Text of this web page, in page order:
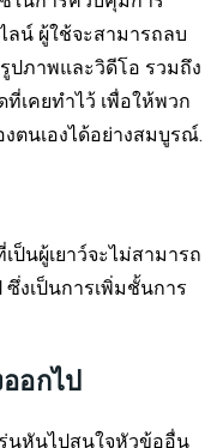
น์ ผู้ใช้จะสามารถลบ
ปภาพและวิดีโอ รวมถึง
เคยทำไว้ เพื่อให้พวก
ตนเองได้อย่างสมบูรณ์.
ป็นผู้เยาว์จะไม่สามารถ
งเป็นการเพิ่มชั้นการ
อกไป
นหันไปสนใจหัวข้ออื่น